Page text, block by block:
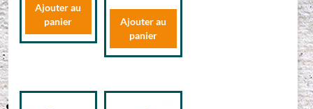
Ajouter au
panier
était :
actuel
est :
Ajouter au
panier